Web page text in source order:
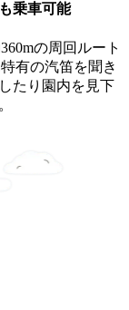
乗車可能
の周回ルート
有の汽笛を聞き
たり園内を見下